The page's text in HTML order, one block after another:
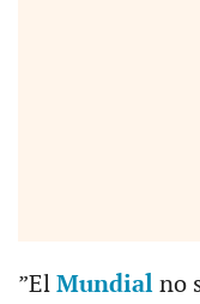
”El Mundialno